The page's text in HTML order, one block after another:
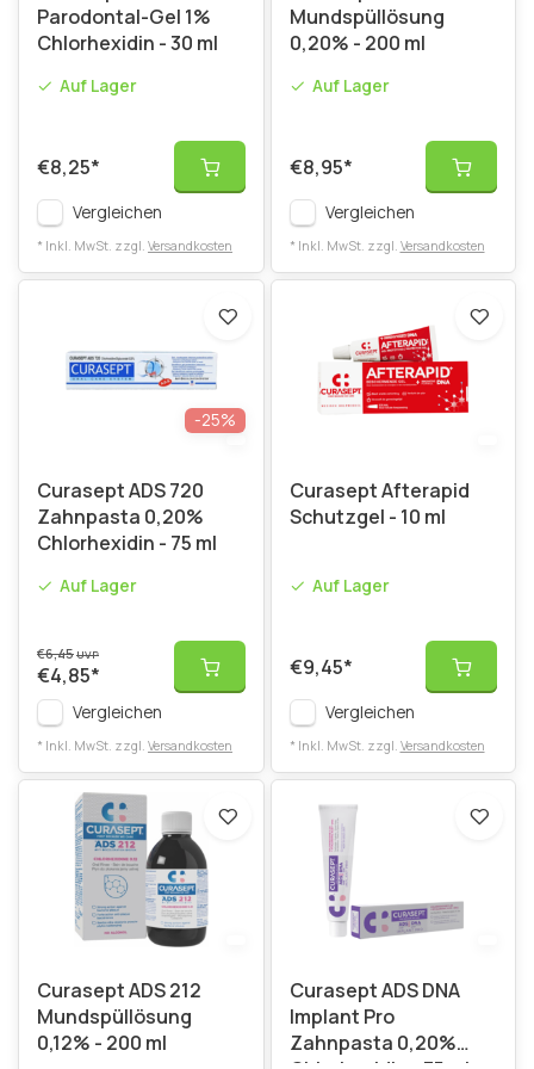
Parodontal-Gel 1%
Chlorhexidin - 30 ml
Auf Lager
€8,25*
Vergleichen
* Inkl. MwSt. zzgl. Versandkosten
Mundspüllösung
0,20% - 200 ml
Auf Lager
€8,95*
Vergleichen
* Inkl. MwSt. zzgl. Versandkosten
-25%
Curasept ADS 720
Zahnpasta 0,20%
Chlorhexidin - 75 ml
Auf Lager
€6,45UVP
€4,85*
Vergleichen
* Inkl. MwSt. zzgl. Versandkosten
Curasept Afterapid
Schutzgel - 10 ml
Auf Lager
€9,45*
Vergleichen
* Inkl. MwSt. zzgl. Versandkosten
Curasept ADS 212
Mundspüllösung
0,12% - 200 ml
Curasept ADS DNA
Implant Pro
Zahnpasta 0,20%